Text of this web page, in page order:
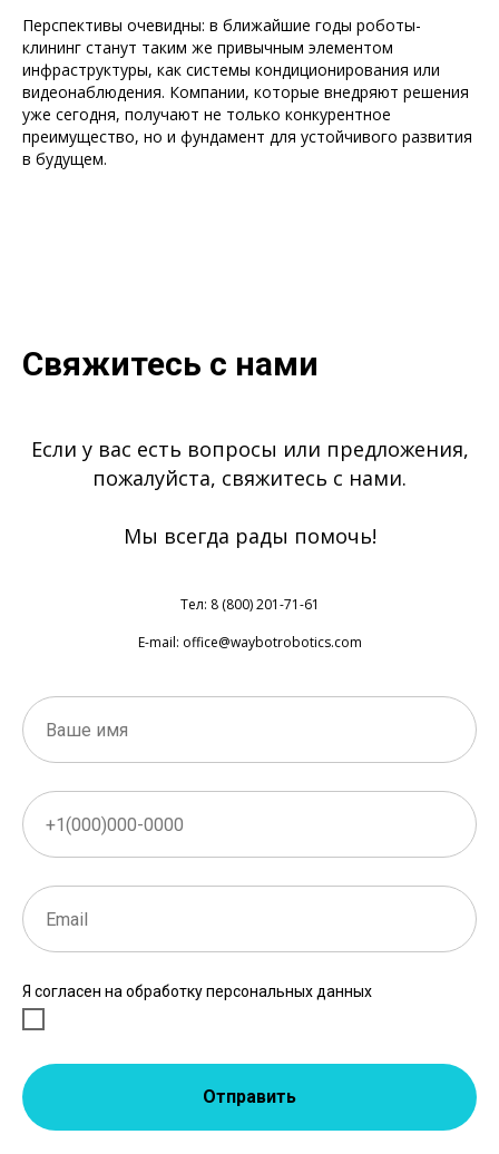
Перспективы очевидны: в ближайшие годы роботы-
клининг станут таким же привычным элементом
инфраструктуры, как системы кондиционирования или
видеонаблюдения. Компании, которые внедряют решения
уже сегодня, получают не только конкурентное
преимущество, но и фундамент для устойчивого развития
в будущем.
Свяжитесь с нами
Если у вас есть вопросы или предложения,
пожалуйста, свяжитесь с нами.
Мы всегда рады помочь!
Тел: 8 (800) 201-71-61
E-mail: office@waybotrobotics.com
Я согласен на обработку персональных данных
Отправить